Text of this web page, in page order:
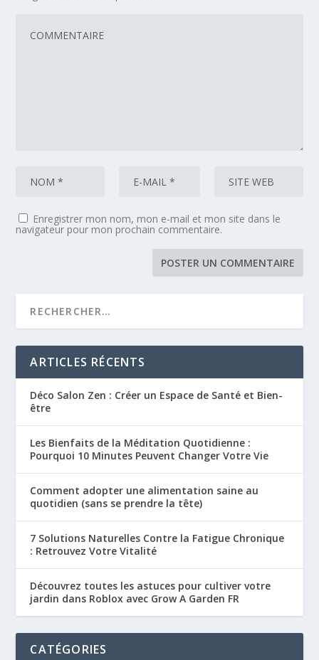
Enregistrer mon nom, mon e-mail et mon site dans le
navigateur pour mon prochain commentaire.
ARTICLES RÉCENTS
Déco Salon Zen : Créer un Espace de Santé et Bien-
être
Les Bienfaits de la Méditation Quotidienne :
Pourquoi 10 Minutes Peuvent Changer Votre Vie
Comment adopter une alimentation saine au
quotidien (sans se prendre la tête)
7 Solutions Naturelles Contre la Fatigue Chronique
: Retrouvez Votre Vitalité
Découvrez toutes les astuces pour cultiver votre
jardin dans Roblox avec Grow A Garden FR
CATÉGORIES